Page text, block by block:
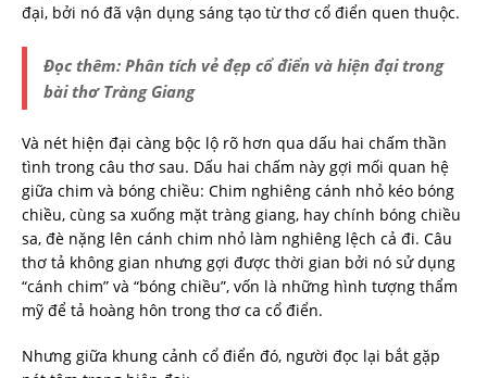
đại, bởi nó đã vận dụng sáng tạo từ thơ cổ điển quen thuộc.
Đọc thêm: Phân tích vẻ đẹp cổ điển và hiện đại trong
bài thơ Tràng Giang
Và nét hiện đại càng bộc lộ rõ hơn qua dấu hai chấm thần
tình trong câu thơ sau. Dấu hai chấm này gợi mối quan hệ
giữa chim và bóng chiều: Chim nghiêng cánh nhỏ kéo bóng
chiều, cùng sa xuống mặt tràng giang, hay chính bóng chiều
sa, đè nặng lên cánh chim nhỏ làm nghiêng lệch cả đi. Câu
thơ tả không gian nhưng gợi được thời gian bởi nó sử dụng
“cánh chim” và “bóng chiều”, vốn là những hình tượng thẩm
mỹ để tả hoàng hôn trong thơ ca cổ điển.
Nhưng giữa khung cảnh cổ điển đó, người đọc lại bắt gặp